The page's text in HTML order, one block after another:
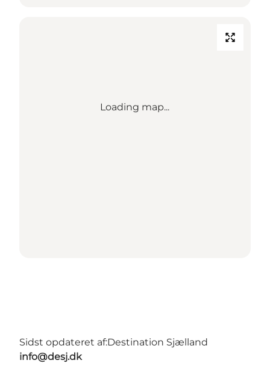
Loading map...
Sidst opdateret af:Destination Sjælland
info@desj.dk